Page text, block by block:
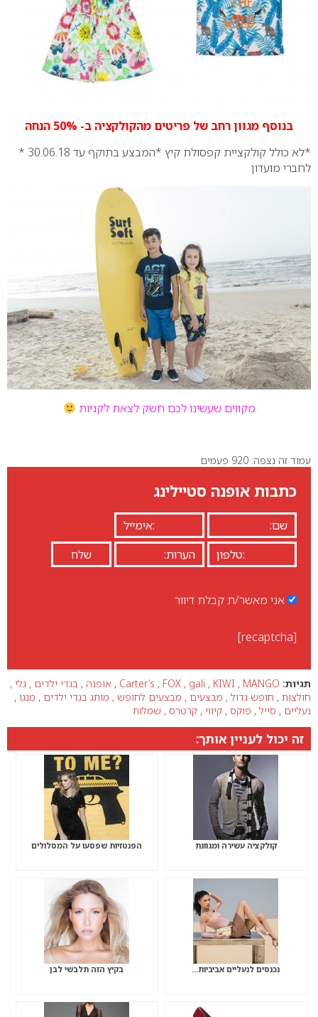
בנוסף מגוון רחב של פריטים מהקולקציה ב- 50% הנחה
*לא כולל קולקציית קפסולת קיץ *המבצע בתוקף עד 30.06.18
*
לחברי מועדון
מקווים שעשינו לכם חשק לצאת לקניות
עמוד זה נצפה: 920 פעמים
כתבות אופנה סטיילינג
אני מאשר/ת קבלת דיוור
[recaptcha]
תגיות: Carter’s , FOX , gali , KIWI , MANGO
, אופנה , בגדי ילדים , גלי ,
חולצות , חופש גדול , מבצעים , מבצעים לחופש , מותג בגדי ילדים , מנגו ,
נעליים , סייל , פוקס , קיווי , קרטרס , שמלות
זה יכול לעניין אותך:
קולקציה עשירה ומגוונת הפנטזיות שפסעו על המסלולים
נכנסים לנעליים אביביות… בקיץ הזה תלבשי לבן